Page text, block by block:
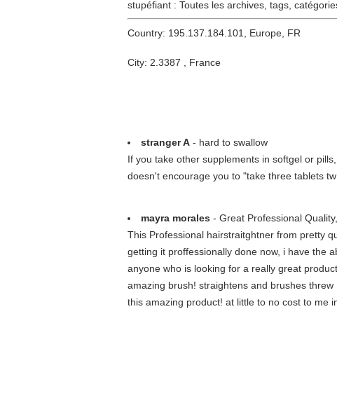
stupéfiant : Toutes les archives, tags,
Country: 195.137.184.101, Europe, FR
City: 2.3387 , France
stranger A - hard to swallow
If you take other supplements in softgel or
doesn't encourage you to "take three tablets
mayra morales - Great Professional
This Professional hairstraitghtner from pretty
getting it proffessionally done now, i have the
anyone who is looking for a really great
amazing brush! straightens and brushes
this amazing product! at little to no cost to me